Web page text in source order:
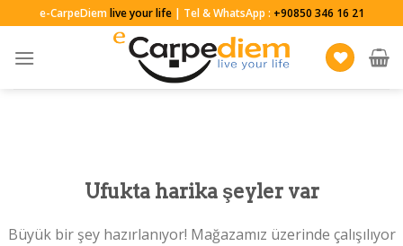
to
content
e-CarpeDiemlive your life| Tel & WhatsApp : +90850 346 16 21
Ufukta harika şeyler var
Büyük bir şey hazırlanıyor! Mağazamız üzerinde çalışılıyor